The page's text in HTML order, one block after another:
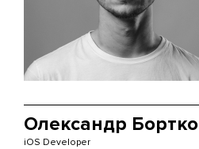
Олександр Бортко
iOS Developer